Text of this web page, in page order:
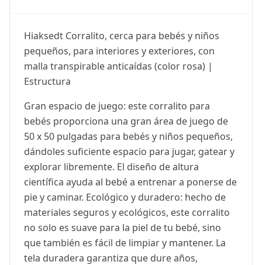
Hiaksedt Corralito, cerca para bebés y niños
pequeños, para interiores y exteriores, con
malla transpirable anticaídas (color rosa) |
Estructura
Gran espacio de juego: este corralito para
bebés proporciona una gran área de juego de
50 x 50 pulgadas para bebés y niños pequeños,
dándoles suficiente espacio para jugar, gatear y
explorar libremente. El diseño de altura
científica ayuda al bebé a entrenar a ponerse de
pie y caminar. Ecológico y duradero: hecho de
materiales seguros y ecológicos, este corralito
no solo es suave para la piel de tu bebé, sino
que también es fácil de limpiar y mantener. La
tela duradera garantiza que dure años,